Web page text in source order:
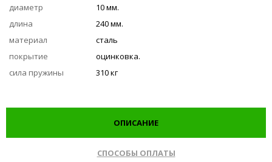
диаметр
10 мм.
длина
240 мм.
материал
сталь
покрытие
оцинковка.
сила пружины
310 кг
ОПИСАНИЕ
СПОСОБЫ ОПЛАТЫ